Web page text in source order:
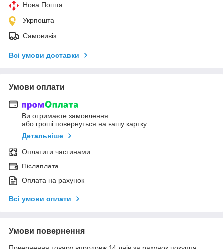
Нова Пошта
Укрпошта
Самовивіз
Всі умови доставки
Умови оплати
Ви отримаєте замовлення
або гроші повернуться на вашу картку
Детальніше
Оплатити частинами
Післяплата
Оплата на рахунок
Всі умови оплати
Умови повернення